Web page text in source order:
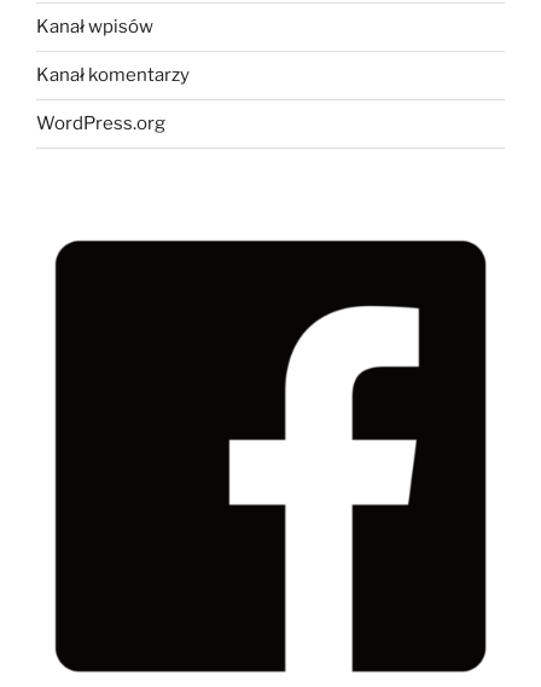
Kanał wpisów
Kanał komentarzy
WordPress.org